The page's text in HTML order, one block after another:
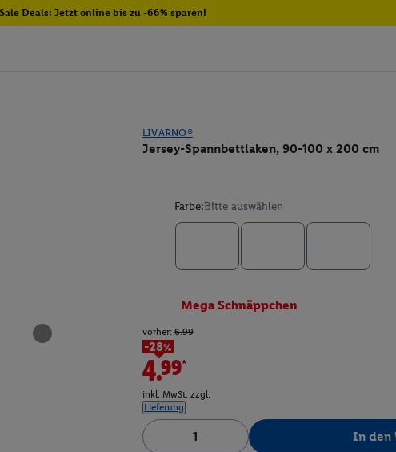
Deals: Jetzt online bis zu -66% sparen!
LIVARNO®
Jersey-Spannbettlaken, 90-100 x 200 cm
Farbe:Bitte auswählen
Mega Schnäppchen
vorher: 6.99
-28%
4.99*
inkl. MwSt. zzgl.
Lieferung
In den